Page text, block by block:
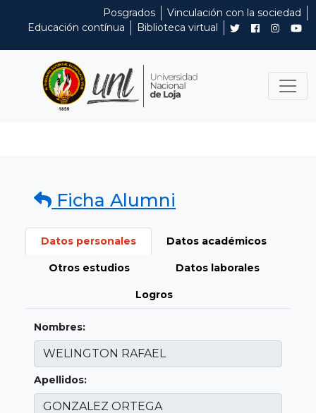
Posgrados
Vinculación con la sociedad
Educación contínua
Biblioteca virtual
Ficha Alumni
Datos personales Datos académicos
Otros estudios Datos laborales
Logros
Nombres:
Apellidos: